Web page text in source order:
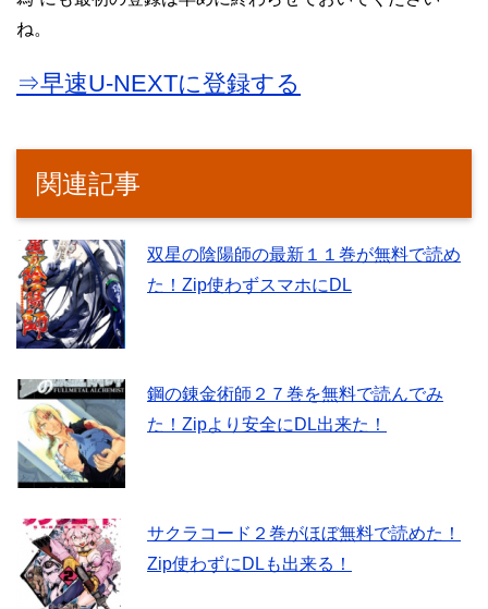
ね。
⇒早速U-NEXTに登録する
関連記事
双星の陰陽師の最新１１巻が無料で読め
た！Zip使わずスマホにDL
鋼の錬金術師２７巻を無料で読んでみ
た！Zipより安全にDL出来た！
サクラコード２巻がほぼ無料で読めた！
Zip使わずにDLも出来る！